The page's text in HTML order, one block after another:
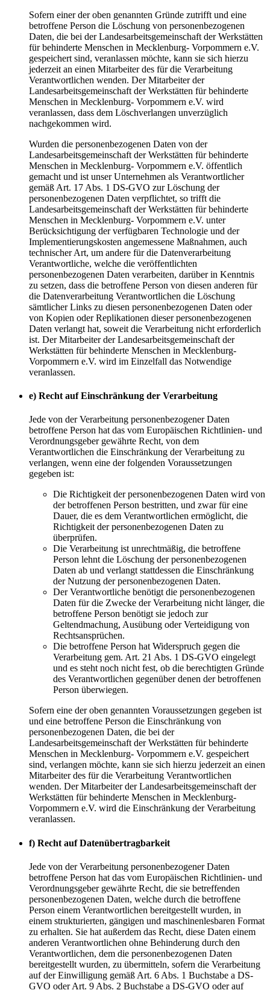
Sofern einer der oben genannten Gründe zutrifft und eine
betroffene Person die Löschung von personenbezogenen
Daten, die bei der Landesarbeitsgemeinschaft der Werkstätten
für behinderte Menschen in Mecklenburg- Vorpommern e.V.
gespeichert sind, veranlassen möchte, kann sie sich hierzu
jederzeit an einen Mitarbeiter des für die Verarbeitung
Verantwortlichen wenden. Der Mitarbeiter der
Landesarbeitsgemeinschaft der Werkstätten für behinderte
Menschen in Mecklenburg- Vorpommern e.V. wird
veranlassen, dass dem Löschverlangen unverzüglich
nachgekommen wird.
Wurden die personenbezogenen Daten von der
Landesarbeitsgemeinschaft der Werkstätten für behinderte
Menschen in Mecklenburg- Vorpommern e.V. öffentlich
gemacht und ist unser Unternehmen als Verantwortlicher
gemäß Art. 17 Abs. 1 DS-GVO zur Löschung der
personenbezogenen Daten verpflichtet, so trifft die
Landesarbeitsgemeinschaft der Werkstätten für behinderte
Menschen in Mecklenburg- Vorpommern e.V. unter
Berücksichtigung der verfügbaren Technologie und der
Implementierungskosten angemessene Maßnahmen, auch
technischer Art, um andere für die Datenverarbeitung
Verantwortliche, welche die veröffentlichten
personenbezogenen Daten verarbeiten, darüber in Kenntnis
zu setzen, dass die betroffene Person von diesen anderen für
die Datenverarbeitung Verantwortlichen die Löschung
sämtlicher Links zu diesen personenbezogenen Daten oder
von Kopien oder Replikationen dieser personenbezogenen
Daten verlangt hat, soweit die Verarbeitung nicht erforderlich
ist. Der Mitarbeiter der Landesarbeitsgemeinschaft der
Werkstätten für behinderte Menschen in Mecklenburg-
Vorpommern e.V. wird im Einzelfall das Notwendige
veranlassen.
e) Recht auf Einschränkung der Verarbeitung
Jede von der Verarbeitung personenbezogener Daten
betroffene Person hat das vom Europäischen Richtlinien- und
Verordnungsgeber gewährte Recht, von dem
Verantwortlichen die Einschränkung der Verarbeitung zu
verlangen, wenn eine der folgenden Voraussetzungen
gegeben ist:
Die Richtigkeit der personenbezogenen Daten wird von
der betroffenen Person bestritten, und zwar für eine
Dauer, die es dem Verantwortlichen ermöglicht, die
Richtigkeit der personenbezogenen Daten zu
überprüfen.
Die Verarbeitung ist unrechtmäßig, die betroffene
Person lehnt die Löschung der personenbezogenen
Daten ab und verlangt stattdessen die Einschränkung
der Nutzung der personenbezogenen Daten.
Der Verantwortliche benötigt die personenbezogenen
Daten für die Zwecke der Verarbeitung nicht länger, die
betroffene Person benötigt sie jedoch zur
Geltendmachung, Ausübung oder Verteidigung von
Rechtsansprüchen.
Die betroffene Person hat Widerspruch gegen die
Verarbeitung gem. Art. 21 Abs. 1 DS-GVO eingelegt
und es steht noch nicht fest, ob die berechtigten Gründe
des Verantwortlichen gegenüber denen der betroffenen
Person überwiegen.
Sofern eine der oben genannten Voraussetzungen gegeben ist
und eine betroffene Person die Einschränkung von
personenbezogenen Daten, die bei der
Landesarbeitsgemeinschaft der Werkstätten für behinderte
Menschen in Mecklenburg- Vorpommern e.V. gespeichert
sind, verlangen möchte, kann sie sich hierzu jederzeit an einen
Mitarbeiter des für die Verarbeitung Verantwortlichen
wenden. Der Mitarbeiter der Landesarbeitsgemeinschaft der
Werkstätten für behinderte Menschen in Mecklenburg-
Vorpommern e.V. wird die Einschränkung der Verarbeitung
veranlassen.
f) Recht auf Datenübertragbarkeit
Jede von der Verarbeitung personenbezogener Daten
betroffene Person hat das vom Europäischen Richtlinien- und
Verordnungsgeber gewährte Recht, die sie betreffenden
personenbezogenen Daten, welche durch die betroffene
Person einem Verantwortlichen bereitgestellt wurden, in
einem strukturierten, gängigen und maschinenlesbaren Format
zu erhalten. Sie hat außerdem das Recht, diese Daten einem
anderen Verantwortlichen ohne Behinderung durch den
Verantwortlichen, dem die personenbezogenen Daten
bereitgestellt wurden, zu übermitteln, sofern die Verarbeitung
auf der Einwilligung gemäß Art. 6 Abs. 1 Buchstabe a DS-
GVO oder Art. 9 Abs. 2 Buchstabe a DS-GVO oder auf